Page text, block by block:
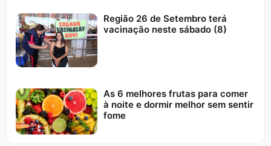
Região 26 de Setembro terá
vacinação neste sábado (8)
As 6 melhores frutas para comer
à noite e dormir melhor sem sentir
fome